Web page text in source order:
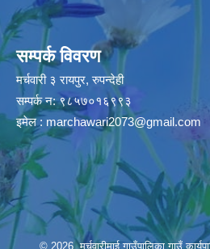
सम्पर्क विवरण
मर्चवारी ३ रायपुर, रुपन्देही
सम्पर्क न: ९८५७०१६९९३
इमेल : marchawari2073@gmail.com
© 2026 मर्चवारीमाई गाउँपालिका,गाउँ